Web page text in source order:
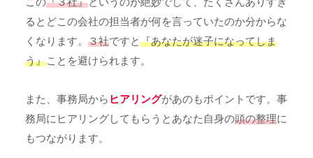
るとどこの会社の担当者が何を言っていたのか分からな
くなります。 ３社ですと『あなたが迷子になってしま
う』ことを避けられます。
また、事務局から ヒアリングがあのもポイントです。事
務局にヒアリングしてもらうとあなた自身の頭の整理に
もつながります。